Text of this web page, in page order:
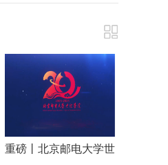
重磅丨北京邮电大学世